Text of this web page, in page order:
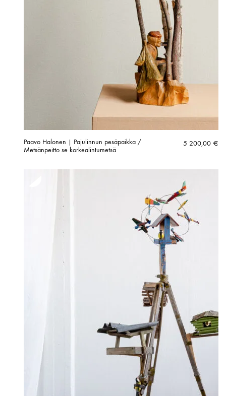
Paavo Halonen | Pajulinnun pesäpaikka /
Metsänpeitto se korkealintumetsä
5 200,00 €